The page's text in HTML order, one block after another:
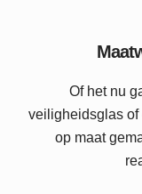
Of het nu
veiligheidsglas of
op maat